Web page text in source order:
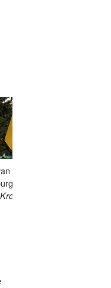
Breest